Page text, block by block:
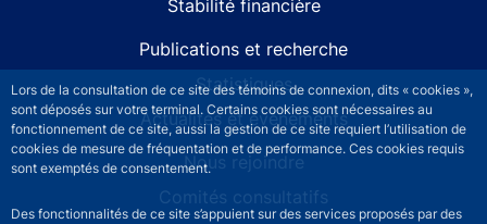
Lors de la consultation de ce site des témoins de connexion, dits « cookies »,
sont déposés sur votre terminal. Certains cookies sont nécessaires au
fonctionnement de ce site, aussi la gestion de ce site requiert l’utilisation de
cookies de mesure de fréquentation et de performance. Ces cookies requis
sont exemptés de consentement.
Des fonctionnalités de ce site s’appuient sur des services proposés par des
Stabilité financière
Publications et recherche
Statistiques
Actualités et événements
Nous rejoindre
Comités consultatifs